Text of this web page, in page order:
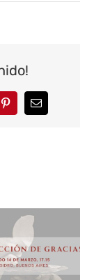
PinterestCorreo
electrónico